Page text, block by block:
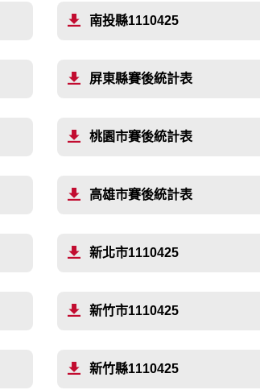
南投縣1110425
屏東縣賽後統計表
桃園市賽後統計表
高雄市賽後統計表
新北市1110425
新竹市1110425
新竹縣1110425